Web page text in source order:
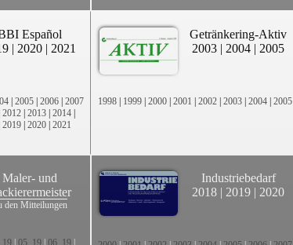
Español
| 2020 | 2021
| 2005 | 2006 | 2007
2012 | 2013 | 2014 |
2019 | 2020 | 2021
Getränkering-Aktiv
2003 | 2004 | 2005
1998 | 1999 | 2000 | 2001 | 2002 | 2003 | 2004 | 2005
Maler- und
den Mitteilungen
| 05_19| 06_19|
Industriebedarf
2018 | 2019 | 2020